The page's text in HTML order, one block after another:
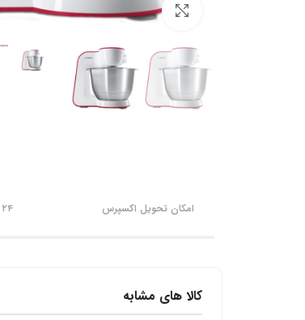
برای بزرگنمایی کلیک کنید
امکان تحویل اکسپرس ۲۴ ساعته، ۷ روز هفته
کالا های مشابه